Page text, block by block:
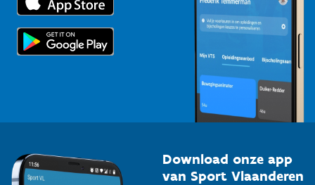
Topsporters
Voor de pers
Download onze app
van Sport Vlaanderen